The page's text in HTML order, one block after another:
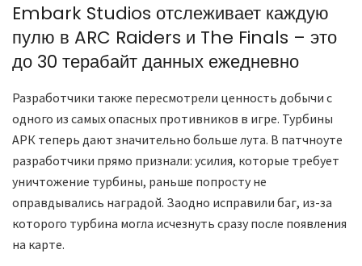
Embark Studios отслеживает каждую
пулю в ARC Raiders и The Finals – это
до 30 терабайт данных ежедневно
Разработчики также пересмотрели ценность добычи с
одного из самых опасных противников в игре. Турбины
АРК теперь дают значительно больше лута. В патчноуте
разработчики прямо признали: усилия, которые требует
уничтожение турбины, раньше попросту не
оправдывались наградой. Заодно исправили баг, из-за
которого турбина могла исчезнуть сразу после появления
на карте.